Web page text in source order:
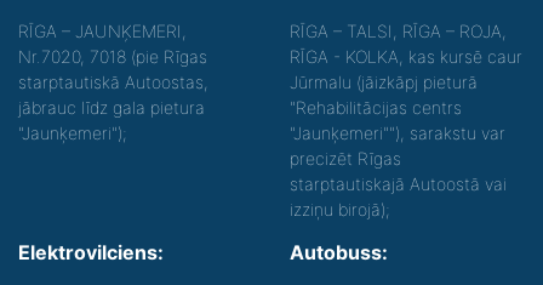
RĪGA – JAUNĶEMERI,
Nr.7020, 7018 (pie Rīgas
starptautiskā Autoostas,
jābrauc līdz gala pietura
"Jaunķemeri");
RĪGA – TALSI, RĪGA – ROJA,
RĪGA - KOLKA, kas kursē caur
Jūrmalu (jāizkāpj pieturā
"Rehabilitācijas centrs
"Jaunķemeri""), sarakstu var
precizēt Rīgas
starptautiskajā Autoostā vai
izziņu birojā);
Elektrovilciens: Autobuss: